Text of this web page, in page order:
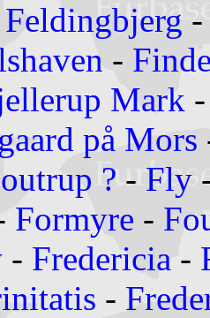
Feldingbjerg
-
Mark
på Mors
? - Fly
Formyre -
- Fredericia -
-